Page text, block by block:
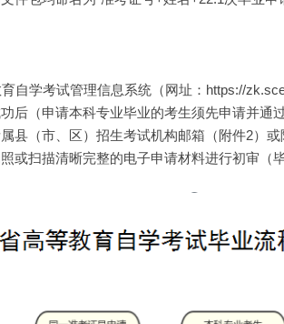
自学考试管理信息系统（网址：https://
后（申请本科专业毕业的考生须先申请并通
县（市、区）招生考试机构邮箱（附件2）或
或扫描清晰完整的电子申请材料进行初审（